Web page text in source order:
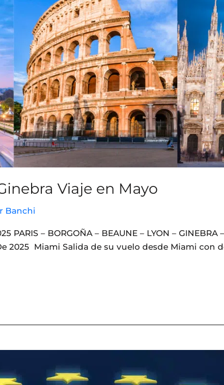
Viaje en Mayo
Banchi
PARIS – BORGOÑA – BEAUNE – LYON – GINEBRA
2025 Miami Salida de su vuelo desde Miami con